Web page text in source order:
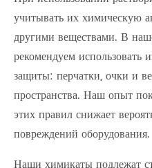
учитывать их химическую
другими веществами. В
рекомендуем использовать
защиты: перчатки, очки и
пространства. Наш опыт
этих правил снижает
повреждений оборудования.